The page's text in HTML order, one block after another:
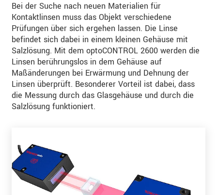
Bei der Suche nach neuen Materialien für
Kontaktlinsen muss das Objekt verschiedene
Prüfungen über sich ergehen lassen. Die Linse
befindet sich dabei in einem kleinen Gehäuse mit
Salzlösung. Mit dem optoCONTROL 2600 werden die
Linsen berührungslos in dem Gehäuse auf
Maßänderungen bei Erwärmung und Dehnung der
Linsen überprüft. Besonderer Vorteil ist dabei, dass
die Messung durch das Glasgehäuse und durch die
Salzlösung funktioniert.